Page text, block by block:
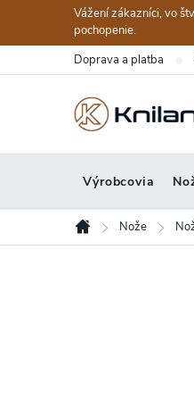
obsah
Vážení zákazníci, vo
pochopenie.
Doprava a platba
Výrobcovia
Domov
Nože